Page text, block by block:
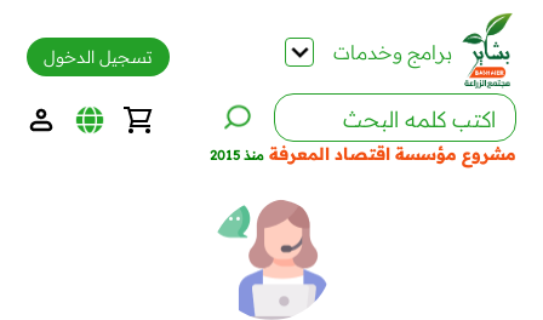
برامج وخدمات
مشروع مؤسسة اقتصاد المعرفة منذ 2015
تسجيل الدخول